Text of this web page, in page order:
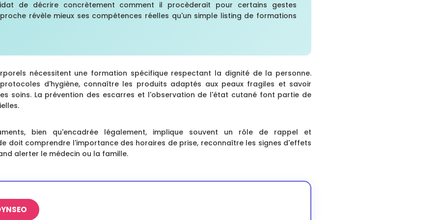
de décrire concrètement comment il procèderait pour certains gestes
révèle mieux ses compétences réelles qu'un simple listing de formations
nécessitent une formation spécifique respectant la dignité de la personne.
d'hygiène, connaître les produits adaptés aux peaux fragiles et savoir
soins. La prévention des escarres et l'observation de l'état cutané font partie de
bien qu'encadrée légalement, implique souvent un rôle de rappel et
doit comprendre l'importance des horaires de prise, reconnaître les signes d'effets
alerter le médecin ou la famille.